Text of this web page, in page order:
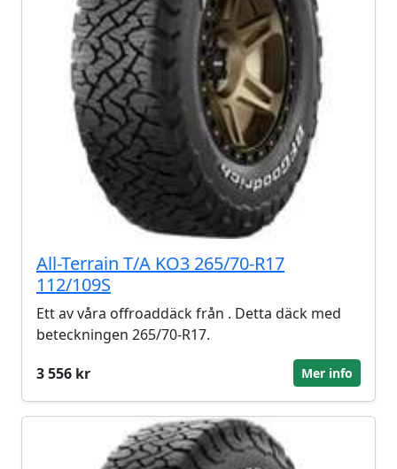
All-Terrain T/A KO3 265/70-R17
112/109S
Ett av våra offroaddäck från . Detta däck med
beteckningen 265/70-R17.
3 556 kr
Mer info